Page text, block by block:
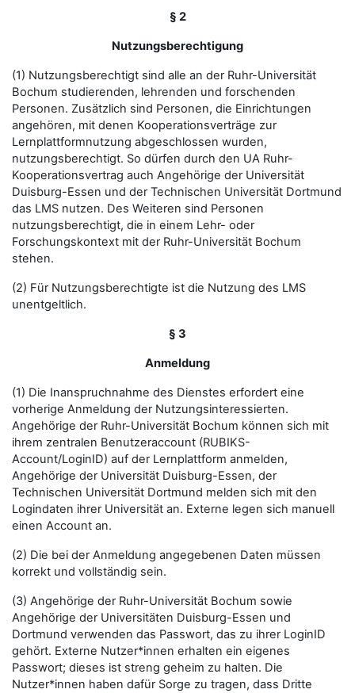
§ 2
Nutzungsberechtigung
(1) Nutzungsberechtigt sind alle an der Ruhr-Universität
Bochum studierenden, lehrenden und forschenden
Personen. Zusätzlich sind Personen, die Einrichtungen
angehören, mit denen Kooperationsverträge zur
Lernplattformnutzung abgeschlossen wurden,
nutzungsberechtigt. So dürfen durch den UA Ruhr-
Kooperationsvertrag auch Angehörige der Universität
Duisburg-Essen und der Technischen Universität Dortmund
das LMS nutzen. Des Weiteren sind Personen
nutzungsberechtigt, die in einem Lehr- oder
Forschungskontext mit der Ruhr-Universität Bochum
stehen.
(2) Für Nutzungsberechtigte ist die Nutzung des LMS
unentgeltlich.
§ 3
Anmeldung
(1) Die Inanspruchnahme des Dienstes erfordert eine
vorherige Anmeldung der Nutzungsinteressierten.
Angehörige der Ruhr-Universität Bochum können sich mit
ihrem zentralen Benutzeraccount (RUBIKS-
Account/LoginID) auf der Lernplattform anmelden,
Angehörige der Universität Duisburg-Essen, der
Technischen Universität Dortmund melden sich mit den
Logindaten ihrer Universität an. Externe legen sich manuell
einen Account an.
(2) Die bei der Anmeldung angegebenen Daten müssen
korrekt und vollständig sein.
(3) Angehörige der Ruhr-Universität Bochum sowie
Angehörige der Universitäten Duisburg-Essen und
Dortmund verwenden das Passwort, das zu ihrer LoginID
gehört. Externe Nutzer*innen erhalten ein eigenes
Passwort; dieses ist streng geheim zu halten. Die
Nutzer*innen haben dafür Sorge zu tragen, dass Dritte